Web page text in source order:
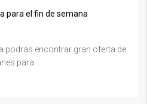
para el fin de semana
podrás encontrar gran oferta de
para...